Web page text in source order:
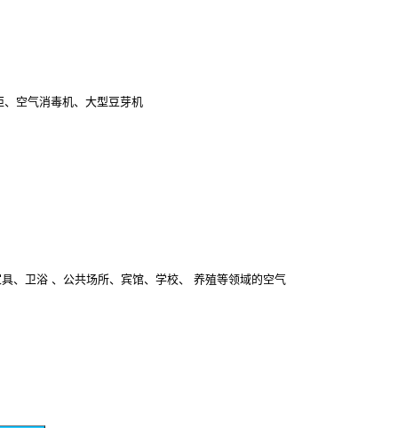
空气消毒机、大型豆芽机
、卫浴 、公共场所、宾馆、学校、 养殖等领域的空气